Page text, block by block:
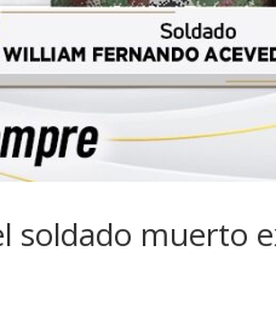
soldado muerto